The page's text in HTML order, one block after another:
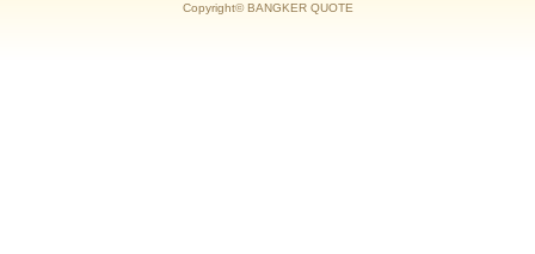
Copyright© BANGKER QUOTE